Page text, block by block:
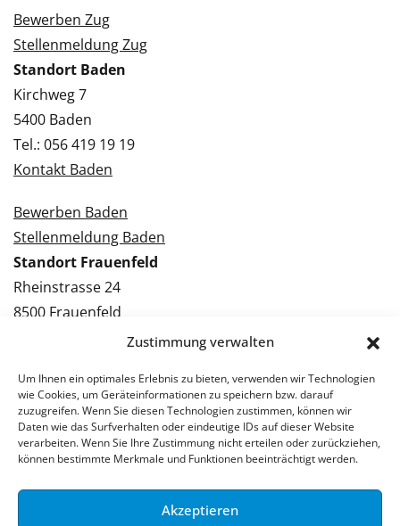
Zustimmung verwalten
Um Ihnen ein optimales Erlebnis zu bieten, verwenden wir Technologien
wie Cookies, um Geräteinformationen zu speichern bzw. darauf
zuzugreifen. Wenn Sie diesen Technologien zustimmen, können wir
Daten wie das Surfverhalten oder eindeutige IDs auf dieser Website
verarbeiten. Wenn Sie Ihre Zustimmung nicht erteilen oder zurückziehen,
können bestimmte Merkmale und Funktionen beeinträchtigt werden.
Akzeptieren
Bewerben Zug
Stellenmeldung Zug
Standort Baden
Kirchweg 7
5400 Baden
Tel.: 056 419 19 19
Kontakt Baden
Bewerben Baden
Stellenmeldung Baden
Standort Frauenfeld
Rheinstrasse 24
8500 Frauenfeld
Tel.: 052 224 09 09
Bewerben Frauenfeld
Stellenmeldung Frauenfeld
© 2026 Stellenpartner AG